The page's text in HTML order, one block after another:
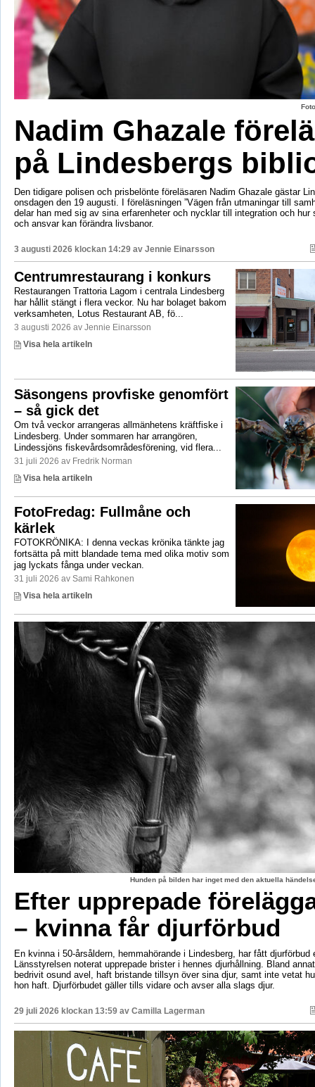
Nadim Ghazale
på Lindesbergs
Den tidigare polisen och prisbelönte föreläsaren Nadim Ghazale gästar
onsdagen den 19 augusti. I föreläsningen ”Vägen från utmaningar till
delar han med sig av sina erfarenheter och nycklar till integration och hur
och ansvar kan förändra livsbanor.
3 augusti 2026 klockan 14:29 av Jennie Einarsson
Centrumrestaurang i konkurs
Restaurangen Trattoria Lagom i centrala Lindesberg
har hållit stängt i flera veckor. Nu har bolaget bakom
verksamheten, Lotus Restaurant AB, fö...
3 augusti 2026 av Jennie Einarsson
Visa hela artikeln
Säsongens provfiske genomfört
– så gick det
Om två veckor arrangeras allmänhetens kräftfiske i
Lindesberg. Under sommaren har arrangören,
Lindessjöns fiskevårdsområdesförening, vid flera...
31 juli 2026 av Fredrik Norman
Visa hela artikeln
FotoFredag: Fullmåne och
kärlek
FOTOKRÖNIKA: I denna veckas krönika tänkte jag
fortsätta på mitt blandade tema med olika motiv som
jag lyckats fånga under veckan.
31 juli 2026 av Sami Rahkonen
Visa hela artikeln
Hunden på bilden har inget med den aktuella
Efter upprepade
– kvinna får djurförbud
En kvinna i 50-årsåldern, hemmahörande i Lindesberg, har fått djurförbud
Länsstyrelsen noterat upprepade brister i hennes djurhållning. Bland
bedrivit osund avel, haft bristande tillsyn över sina djur, samt inte vetat
hon haft. Djurförbudet gäller tills vidare och avser alla slags djur.
29 juli 2026 klockan 13:59 av Camilla Lagerman